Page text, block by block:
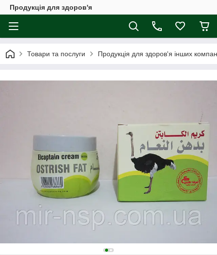
Продукція для здоров'я
Товари та послуги Продукція для здоров'я інших